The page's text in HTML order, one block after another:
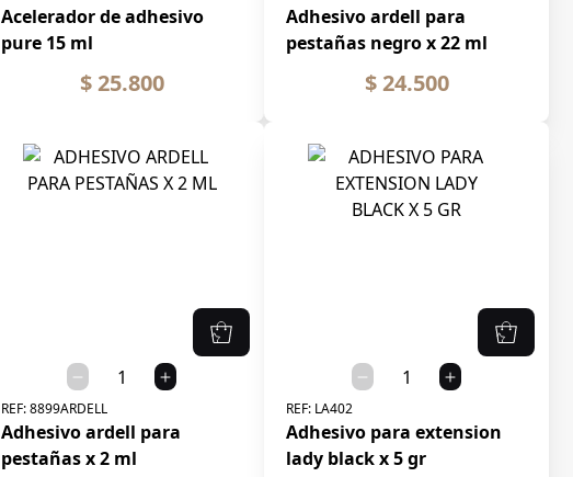
Acelerador de adhesivo
pure 15 ml
$ 25.800
Adhesivo ardell para
pestañas negro x 22 ml
$ 24.500
REF:8899ARDELL
Adhesivo ardell para
pestañas x 2 ml
REF: LA402
Adhesivo para extension
lady black x 5 gr